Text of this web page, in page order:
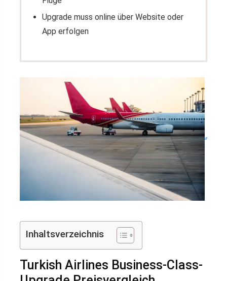
Upgrade muss online über Website oder
App erfolgen
Inhaltsverzeichnis
Turkish Airlines Business-Class-